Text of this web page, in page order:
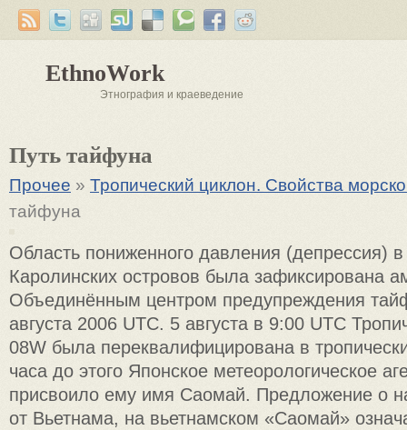
EthnoWork
Этнография и краеведение
Путь тайфуна
Прочее » Тропический циклон. Свойства
тайфуна
Область пониженного давления (депрессия)
Каролинских островов была зафиксирована
Объединённым центром предупреждения
августа 2006 UTC. 5 августа в 9:00 UTC
08W была переквалифицирована в
часа до этого Японское метеорологическое
присвоило ему имя Саомай. Предложение о
от Вьетнама, на вьетнамском «Саомай»